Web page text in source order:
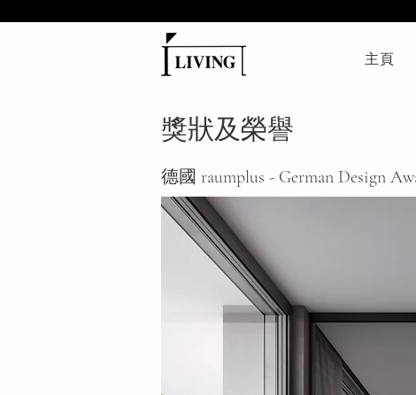
主頁
​獎狀及榮譽
德國 raumplus - German Design